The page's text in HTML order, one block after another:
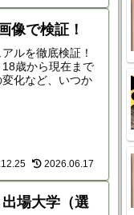
像で検証！
ルを徹底検証！
18歳から現在まで
化など、いつか
2026.06.17
場大学（選